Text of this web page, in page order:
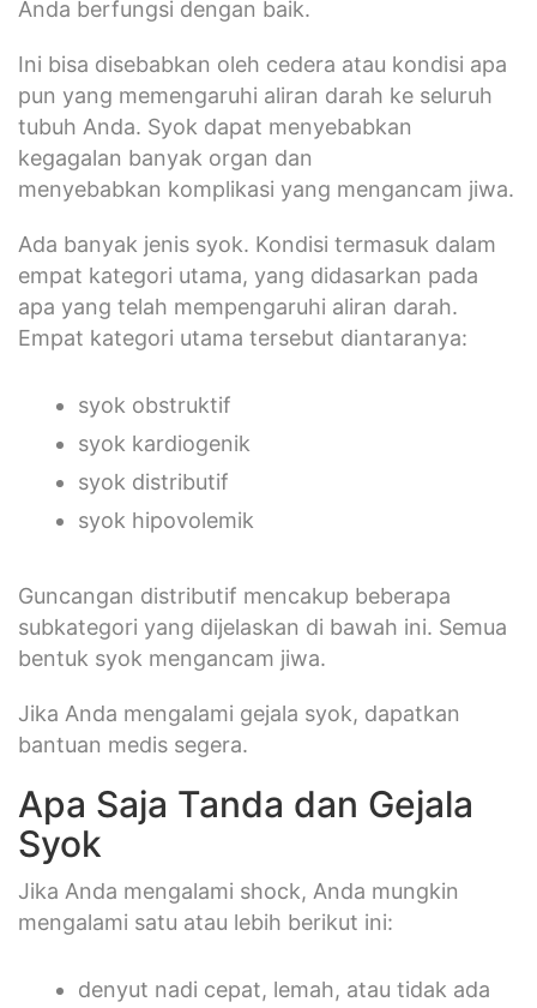
Anda berfungsi dengan baik.
Ini bisa disebabkan oleh cedera atau kondisi apa
pun yang memengaruhi aliran darah ke seluruh
tubuh Anda. Syok dapat menyebabkan
kegagalan banyak organ dan
menyebabkan komplikasi yang mengancam jiwa.
Ada banyak jenis syok. Kondisi termasuk dalam
empat kategori utama, yang didasarkan pada
apa yang telah mempengaruhi aliran darah.
Empat kategori utama tersebut diantaranya:
syok obstruktif
syok kardiogenik
syok distributif
syok hipovolemik
Guncangan distributif mencakup beberapa
subkategori yang dijelaskan di bawah ini. Semua
bentuk syok mengancam jiwa.
Jika Anda mengalami gejala syok, dapatkan
bantuan medis segera.
Apa Saja Tanda dan Gejala
Syok
Jika Anda mengalami shock, Anda mungkin
mengalami satu atau lebih berikut ini:
denyut nadi cepat, lemah, atau tidak ada